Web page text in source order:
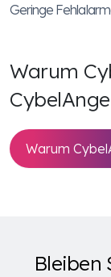
Geringe
Warum
Warum
Bleiben